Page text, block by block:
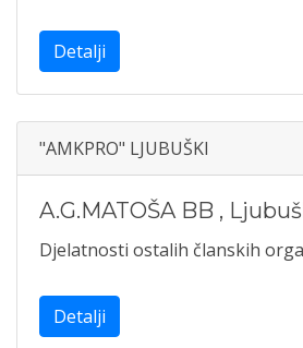
Detalji
"AMKPRO" LJUBUŠKI
A.G.MATOŠA BB ,
Djelatnosti ostalih članskih
Detalji